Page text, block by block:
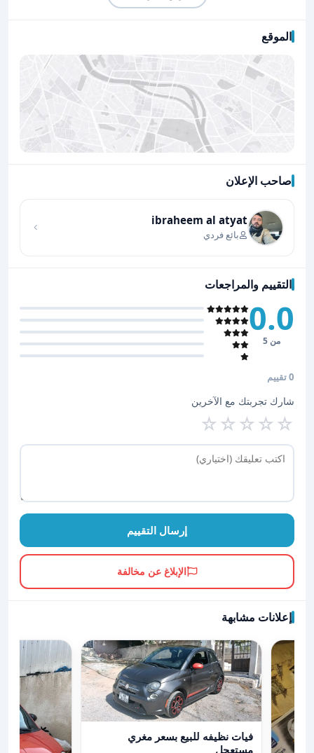
الموقع
صاحب الإعلان
ibraheem al atyat
بائع فردي
التقييم والمراجعات
0.0
من 5
0 تقييم
شارك تجربتك مع الآخرين
☆
☆
☆
☆
☆
إرسال التقييم
الإبلاغ عن مخالفة
إعلانات مشابهة
عرض تفاصيل فيات نظيفه للبيع بسعر مغري مستعجل
فيات نظيفه للبيع بسعر مغري
مستعجل